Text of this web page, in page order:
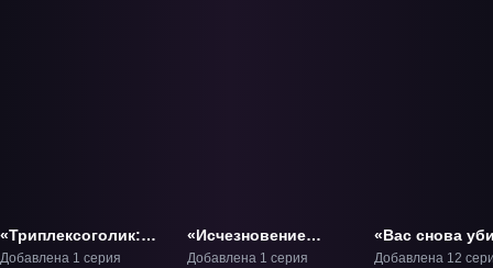
«Триплексоголик:
Сон в летнюю ночь»
Добавлена 1 серия
«Исчезновение
Харухи Судзумии»
Добавлена 1 серия
«Вас снова
мистер
Добавлена 12